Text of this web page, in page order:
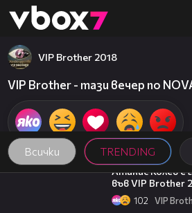
👾
Всички TRENDING
VIP Brother 2018
VIP Brother - тази вечер по
06:03
Атанас Колев е
във VIP Brother
102 VIP